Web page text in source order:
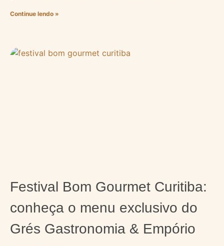
Continue lendo »
Festival Bom Gourmet Curitiba:
conheça o menu exclusivo do
Grés Gastronomia & Empório